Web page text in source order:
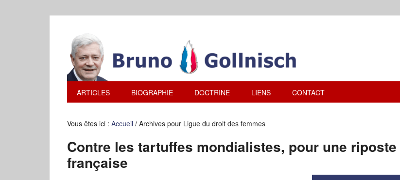
ARTICLES BIOGRAPHIE DOCTRINE LIENS CONTACT
Vous êtes ici : Accueil / Archives pour Ligue du droit des femmes
Contre les tartuffes mondialistes, pour une riposte
française